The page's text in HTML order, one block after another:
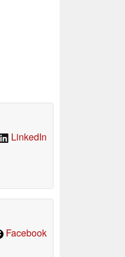
LinkedIn
Facebook